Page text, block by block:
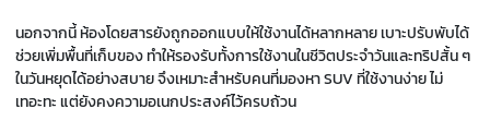
นอกจากนี้ ห้องโดยสารยังถูกออกแบบให้ใช้งานได้หลากหลาย เบาะปรับพับได้
ช่วยเพิ่มพื้นที่เก็บของ ทำให้รองรับทั้งการใช้งานในชีวิตประจำวันและทริปสั้น ๆ
ในวันหยุดได้อย่างสบาย จึงเหมาะสำหรับคนที่มองหา SUV ที่ใช้งานง่าย ไม่
เทอะทะ แต่ยังคงความอเนกประสงค์ไว้ครบถ้วน